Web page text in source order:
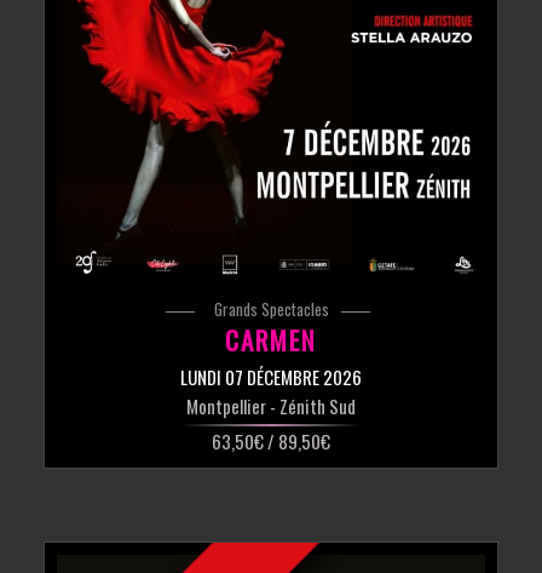
Grands Spectacles
CARMEN
LUNDI 07 DÉCEMBRE 2026
Montpellier- Zénith Sud
63,50€ / 89,50€